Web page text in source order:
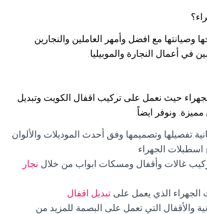
وصيانتها مع افضل وأمهر العاملين والنجارين
أعمال النجارة والموبيليا.
حيث نعمل على تركيب اقفال الكويت وتبديل
ونوفر ايضاً:
تفصيلها وتصميمها وفق أحدث الموديلات والألوان
اسطبلات الجهراء
غالات وأقفال ومسكات ابواب من خلال نجار
الجهراء الذي يعمل على تبديل اقفال
والأقفال التي تعمل على البصمة للمزيد من